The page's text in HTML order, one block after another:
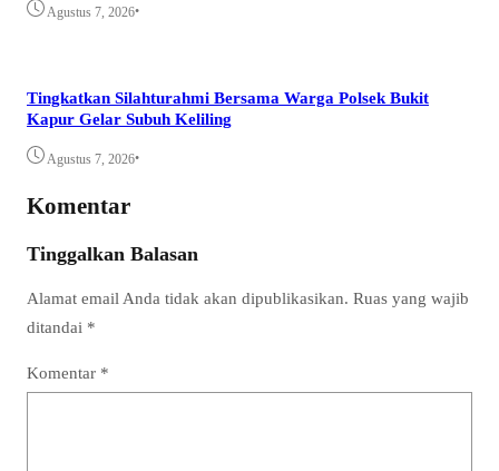
Agustus 7, 2026•
Tingkatkan Silahturahmi Bersama Warga Polsek Bukit
Kapur Gelar Subuh Keliling
Agustus 7, 2026•
Komentar
Tinggalkan Balasan
Alamat email Anda tidak akan dipublikasikan. Ruas yang wajib
ditandai *
Komentar *